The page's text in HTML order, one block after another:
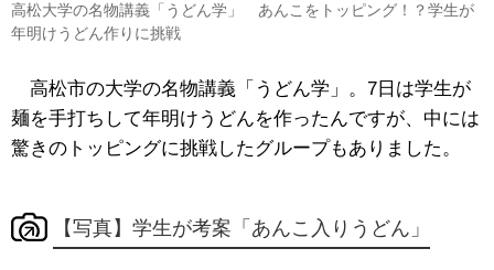
高松大学の名物講義「うどん学」 あんこをトッピング！？学生が
年明けうどん作りに挑戦
高松市の大学の名物講義「うどん学」。7日は学生が
麺を手打ちして年明けうどんを作ったんですが、中には
驚きのトッピングに挑戦したグループもありました。
【写真】学生が考案「あんこ入りうどん」